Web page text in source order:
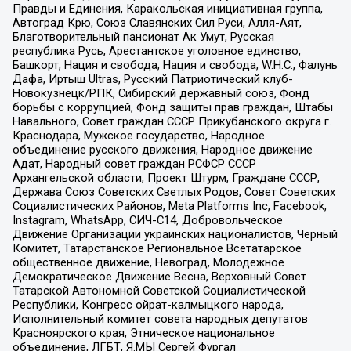
Правды и Единения, Каракольская инициативная группа,
Автоград Крю, Союз Славянских Сил Руси, Алля-Аят,
Благотворительный пансионат Ак Умут, Русская
республика Русь, Арестантское уголовное единство,
Башкорт, Нация и свобода, Нация и свобода, W.H.С., Фалунь
Дафа, Иртыш Ultras, Русский Патриотический клуб-
Новокузнецк/РПК, Сибирский державный союз, Фонд
борьбы с коррупцией, Фонд защиты прав граждан, Штабы
Навального, Совет граждан СССР Прикубанского округа г.
Краснодара, Мужское государство, Народное
объединение русского движения, Народное движение
Адат, Народный совет граждан РСФСР СССР
Архангельской области, Проект Штурм, Граждане СССР,
Держава Союз Советских Светлых Родов, Совет Советских
Социалистических Районов, Meta Platforms Inc, Facebook,
Instagram, WhatsApp, СИЧ-С14, Добровольческое
Движение Организации украинских националистов, Черный
Комитет, Татарстанское Региональное Всетатарское
общественное движение, Невоград, Молодежное
Демократическое Движение Весна, Верховный Совет
Татарской Автономной Советской Социалистической
Республики, Конгресс ойрат-калмыцкого народа,
Исполнительный комитет совета народных депутатов
Красноярского края, Этническое национальное
объединение, ЛГБТ, Я.МЫ Сергей Фургал